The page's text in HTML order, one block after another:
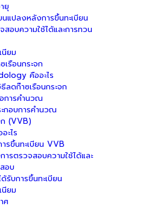
ยุ
นแปลงหลังการขึ้นทะเบียน
สอบความใช้ได้และการทวน
นียม
เรือนกระจก
คืออะไร
ธีลดก๊าซเรือนกระจก
การคำนวณ
กอบการคำนวณ
ก (VVB)
ะไร
รขึ้นทะเบียน VVB
ารตรวจสอบความใช้ได้และ
อบ
รับการขึ้นทะเบียน
นียม
ศ